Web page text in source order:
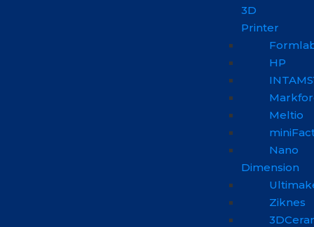
3D
Printer
HP
Meltio
Nano
Dimension
Ziknes